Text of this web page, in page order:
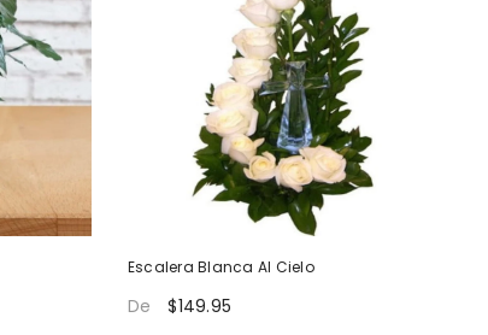
Escalera Blanca Al Cielo
De $149.95